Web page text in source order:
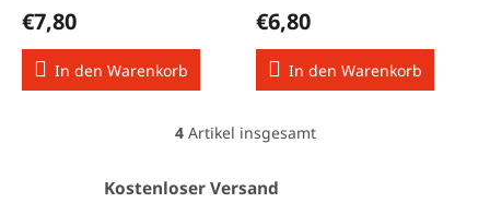
€7,80
In den Warenkorb
€6,80
In den Warenkorb
S
e
4Artikel insgesamt
Kostenloser Versand